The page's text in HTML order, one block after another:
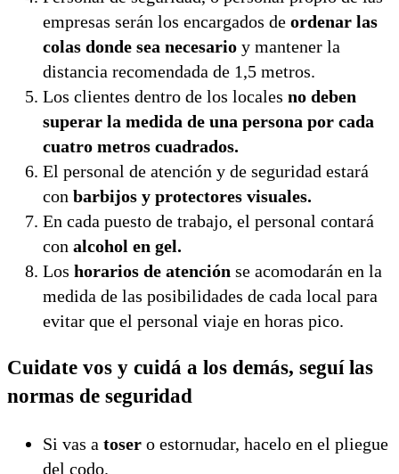
empresas serán los encargados de ordenar las
colas donde sea necesario y mantener la
distancia recomendada de 1,5 metros.
Los clientes dentro de los locales no deben
superar la medida de una persona por cada
cuatro metros cuadrados.
El personal de atención y de seguridad estará
con barbijos y protectores visuales.
En cada puesto de trabajo, el personal contará
con alcohol en gel.
Los horarios de atención se acomodarán en la
medida de las posibilidades de cada local para
evitar que el personal viaje en horas pico.
Cuidate vos y cuidá a los demás, seguí las
normas de seguridad
Si vas a toser o estornudar, hacelo en el pliegue
del codo.